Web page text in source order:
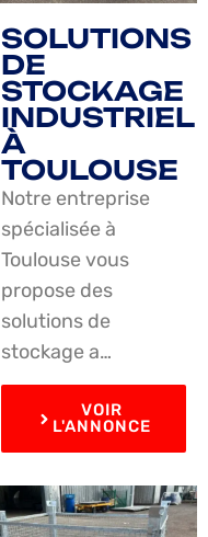
SOLUTIONS
DE
STOCKAGE
INDUSTRIEL
À
TOULOUSE
Notre entreprise
spécialisée à
Toulouse vous
propose des
solutions de
stockage a…
VOIR
L'ANNONCE